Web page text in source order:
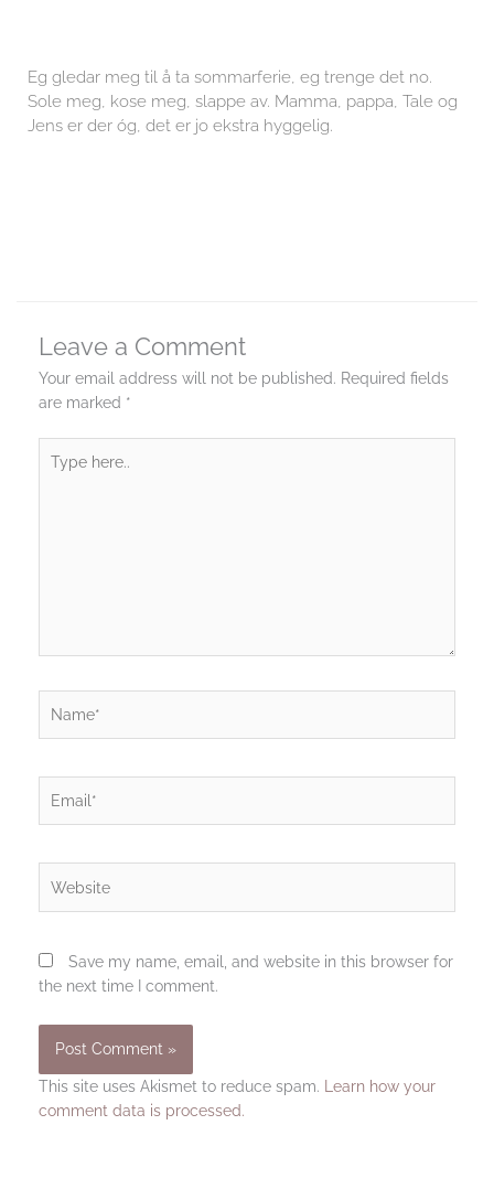
Eg gledar meg til å ta sommarferie, eg trenge det no.
Sole meg, kose meg, slappe av. Mamma, pappa, Tale og
Jens er der óg, det er jo ekstra hyggelig.
Leave a Comment
Your email address will not be published. Required fields
are marked *
here..
Save my name, email, and website in this browser for
the next time I comment.
This site uses Akismet to reduce spam.
Learn how your
comment data is processed.